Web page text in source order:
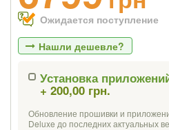
Ожидается поступление
Нашли дешевле?
Если Вы найдете товар
снизим цену и подарим
Установка
+ 200,00 грн.
Обновление прошивки и
Deluxe до последних актуальных